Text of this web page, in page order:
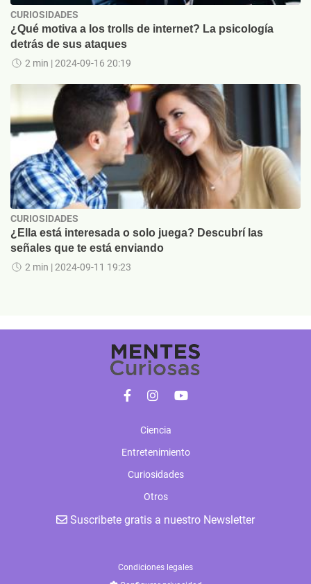
CURIOSIDADES
¿Qué motiva a los trolls de internet? La psicología
detrás de sus ataques
2 min | 2024-09-16 20:19
CURIOSIDADES
¿Ella está interesada o solo juega? Descubrí las
señales que te está enviando
2 min | 2024-09-11 19:23
Ciencia
Entretenimiento
Curiosidades
Otros
Suscribete gratis a nuestro Newsletter
Condiciones legales